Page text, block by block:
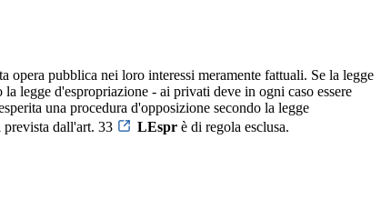
opera pubblica nei loro interessi meramente fattuali. Se la legge
legge d'espropriazione - ai privati deve in ogni caso essere
una procedura d'opposizione secondo la legge
prevista dall'art. 33
LEspr è di regola esclusa.